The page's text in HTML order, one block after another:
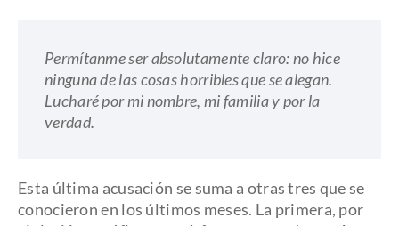
Permítanme ser absolutamente claro: no hice
ninguna de las cosas horribles que se alegan.
Lucharé por mi nombre, mi familia y por la
verdad.
Esta última acusación se suma a otras tres que se
conocieron en los últimos meses. La primera, por